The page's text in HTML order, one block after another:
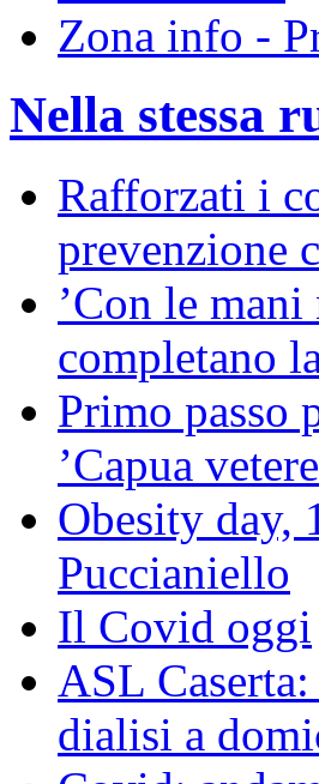
Zona info -
Nella stessa
Rafforzati i
prevenzione
’Con le
completano
Primo passo
’Capua
Obesity day,
Puccianiello
Il Covid oggi
ASL
dialisi a